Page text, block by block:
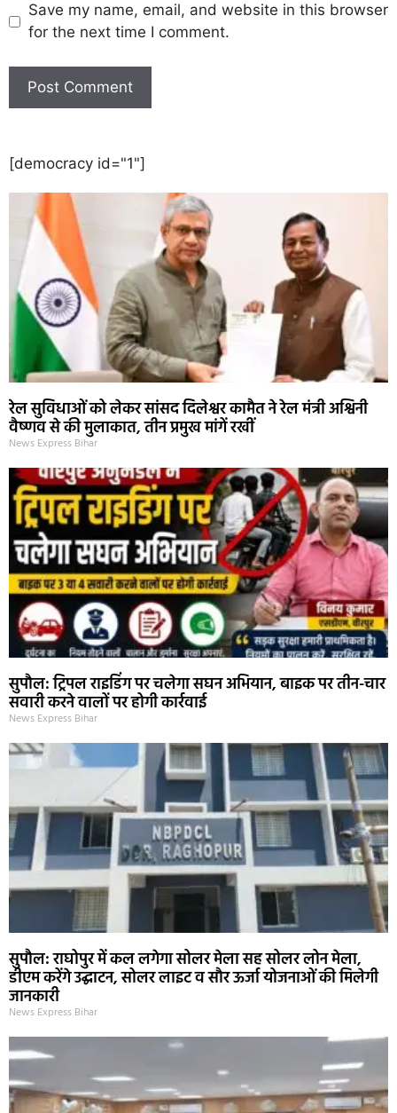
Save my name, email, and website in this browser
for the next time I comment.
[democracy id="1"]
रेल सुविधाओं को लेकर सांसद दिलेश्वर कामैत ने रेल मंत्री अश्विनी
वैष्णव से की मुलाकात, तीन प्रमुख मांगें रखीं
News Express Bihar
सुपौल: ट्रिपल राइडिंग पर चलेगा सघन अभियान, बाइक पर तीन-चार
सवारी करने वालों पर होगी कार्रवाई
News Express Bihar
सुपौल: राघोपुर में कल लगेगा सोलर मेला सह सोलर लोन मेला,
डीएम करेंगे उद्घाटन, सोलर लाइट व सौर ऊर्जा योजनाओं की मिलेगी
जानकारी
News Express Bihar